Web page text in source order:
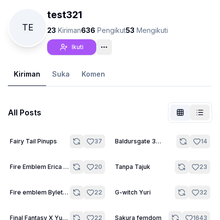
TE
test321
23 Kiriman636 Pengikut53 Mengikuti
Ikuti
Kiriman Suka Komen
All Posts
7
Fairy Tail Pinups 37 4
Baldursgate 3
14
20
Fire Emblem Erica S
20 24
Tanpa Tajuk 23
14
Fire emblem Byleth
22 14
G-witch Yuri 32
20
Final Fantasy X Yuna
22 9
Sakura femdom 1643